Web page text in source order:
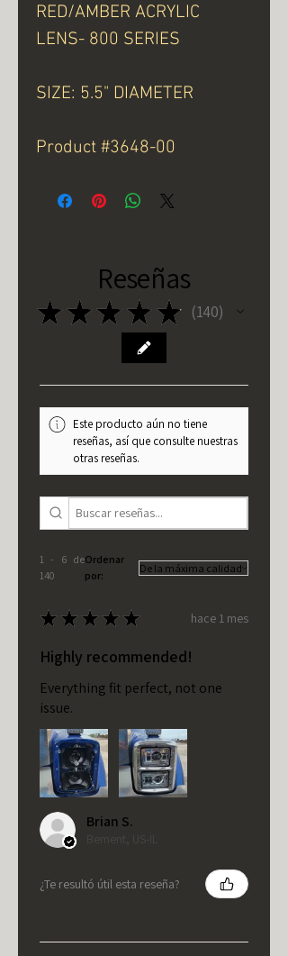
RED/AMBER ACRYLIC
LENS- 800 SERIES
SIZE: 5.5" DIAMETER
Product #3648-00
Reseñas
★ ★ ★ ★ ★ 140
140
Este producto aún no tiene
reseñas, así que consulte nuestras
otras reseñas.
1 - 6 de
140
Ordenar
por:
★ ★ ★ ★ ★ hace 1 mes
Highly recommended!
Everything fit perfect, not one
issue.
Brian S.
Bement, US-IL
¿Te resultó útil esta reseña?